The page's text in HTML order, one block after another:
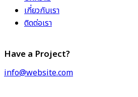
เกี่ยวกับเรา
ติดต่อเรา
Have a Project?
info@website.com